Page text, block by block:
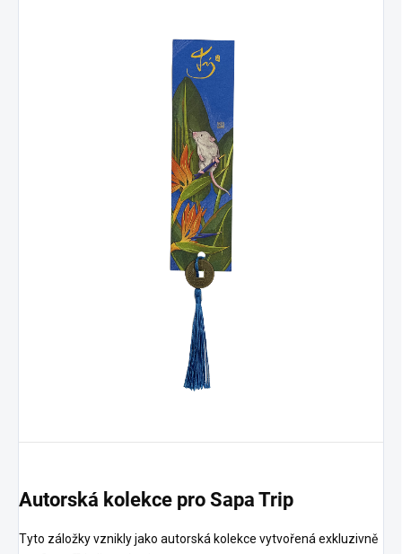
Autorská kolekce pro Sapa Trip
Tyto záložky vznikly jako autorská kolekce vytvořená exkluzivně